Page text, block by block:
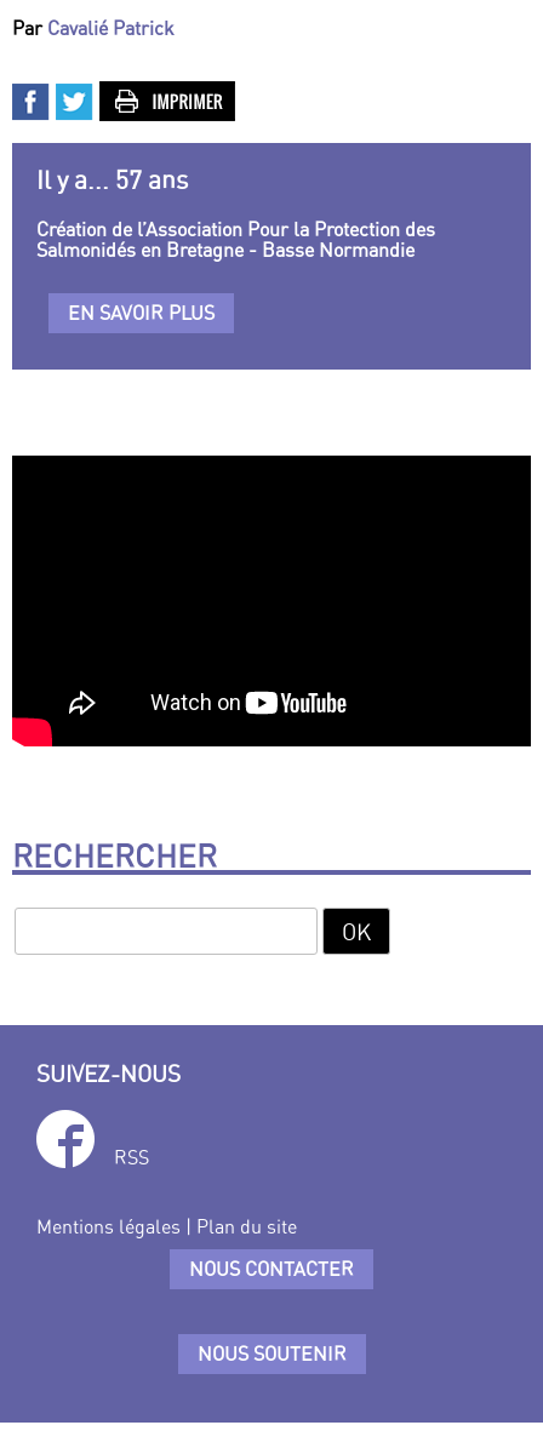
Par Cavalié Patrick
Il y a... 57 ans
Création de l’Association Pour la Protection des
Salmonidés en Bretagne - Basse Normandie
EN SAVOIR PLUS
RECHERCHER
SUIVEZ-NOUS
RSS
Mentions légales | Plan du site
NOUS CONTACTER
NOUS SOUTENIR